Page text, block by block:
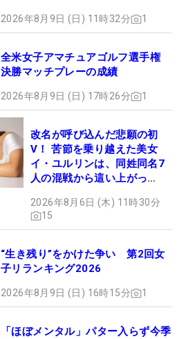
2026年8月9日 (日) 11時32分 1
全米女子アマチュアゴルフ選手権
決勝マッチプレーの成績
2026年8月9日 (日) 17時26分 1
改名が呼び込んだ悲願の初
V！ 苦節を乗り越えた美女
イ・ユルリンは、同姓同名7
人の混戦から這い上がっ
2026年8月6日 (木) 11時30分
15
“生き残り”をかけた争い 第2回女
子リランキング2026
2026年8月9日 (日) 16時15分 1
「ほぼメンタル」パター入らず今季